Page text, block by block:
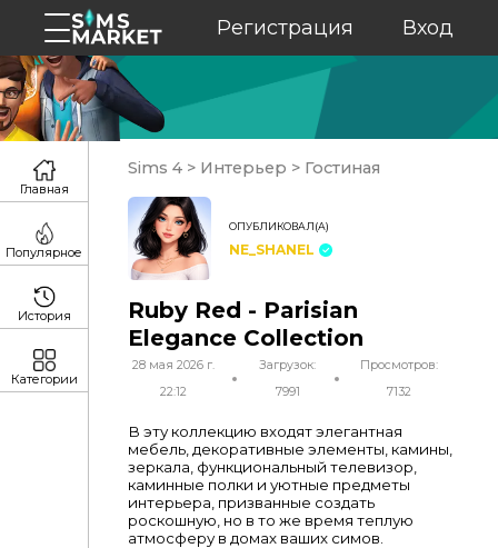
Регистрация Вход
Sims 4 > Интерьер > Гостиная
ОПУБЛИКОВАЛ(А)
NE_SHANEL
Ruby Red - Parisian
Elegance Collection
28 мая 2026 г.
22:12
Загрузок:
7991
Просмотров:
7132
В эту коллекцию входят элегантная
мебель, декоративные элементы, камины,
зеркала, функциональный телевизор,
каминные полки и уютные предметы
интерьера, призванные создать
роскошную, но в то же время теплую
атмосферу в домах ваших симов.
Главная
Популярное
История
Категории